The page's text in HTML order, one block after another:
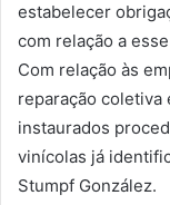
estabelecer
com relação a
Com relação às
reparação coletiva
instaurados
vinícolas já
Stumpf González.